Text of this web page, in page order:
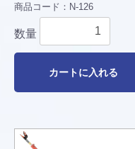
商品コード： N-126
数量
カートに入れる